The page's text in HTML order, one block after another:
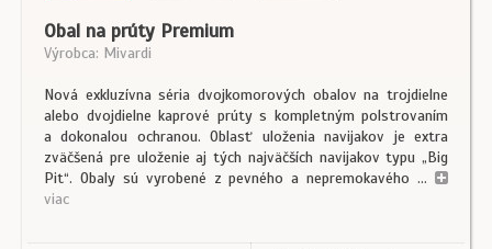
Obal na prúty Premium
Výrobca: Mivardi
Nová exkluzívna séria dvojkomorových obalov na trojdielne
alebo dvojdielne kaprové prúty s komplet­ným polstrovaním
a dokonalou ochranou. Oblasť uloženia navijakov je extra
zväčšená pre uloženie aj tých najväčších navijakov typu „Big
Pit“. Obaly sú vyrobené z pevného a nepremokavého ...
viac